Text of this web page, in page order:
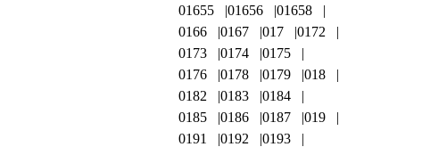
01655
01656
01658
0166
0167 017
0172
0173
0174
0175
0176
0178 0179
018
0182
0183
0184
0185
0186 0187
019
0191
0192
0193